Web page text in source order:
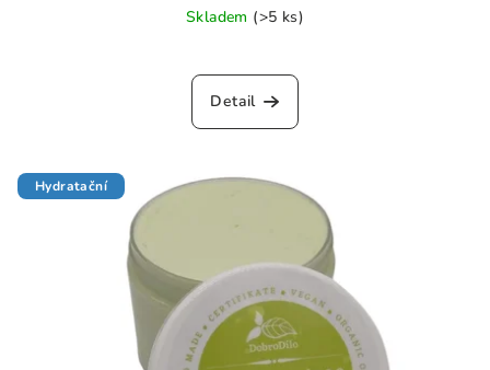
cena:
Skladem (>5 ks)
hodnocení
produktu
5
hvězdiček.
Detail
Hydratační